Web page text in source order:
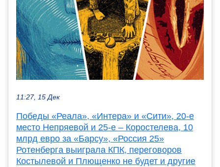
11:27, 15 Дек
Победы «Реала», «Интера» и «Сити», 20-е
место Непряевой и 25-е – Коростелева, 10
млрд евро за «Барсу», «Россия 25»
Ротенберга выиграла КПК, переговоров
Костылевой и Плющенко не будет и другие